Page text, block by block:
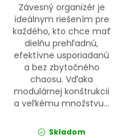
Závesný organizér je
ideálnym riešením pre
každého, kto chce mať
dielňu prehľadnú,
efektívne usporiadanú
a bez zbytočného
chaosu. Vďaka
modulárnej konštrukcii
a veľkému množstvu...
Skladom